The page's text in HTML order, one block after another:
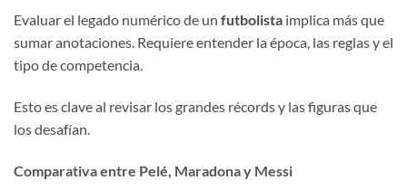
Evaluar el legado numérico de un futbolista implica más que
sumar anotaciones. Requiere entender la época, las reglas y el
tipo de competencia.
Esto es clave al revisar los grandes récords y las figuras que
los desafían.
Comparativa entre Pelé, Maradona y Messi